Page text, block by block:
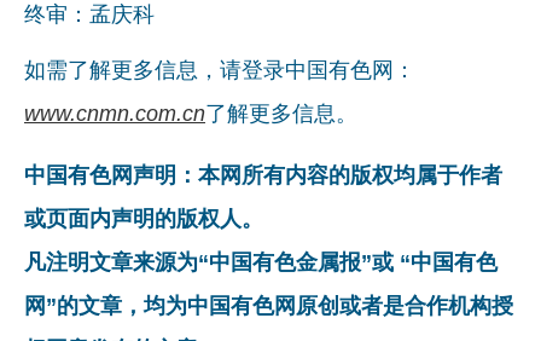
终审：孟庆科
如需了解更多信息，请登录中国有色网：
www.cnmn.com.cn了解更多信息。
中国有色网声明：本网所有内容的版权均属于作者
或页面内声明的版权人。
凡注明文章来源为“中国有色金属报”或 “中国有色
网”的文章，均为中国有色网原创或者是合作机构授